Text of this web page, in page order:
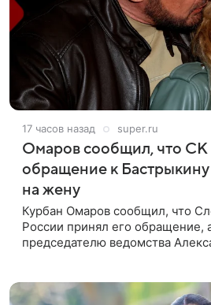
17 часов назад super.ru
Омаров сообщил, что СК
обращение к Бастрыкину
на жену
Курбан Омаров сообщил, что
России принял его обращение,
председателю ведомства